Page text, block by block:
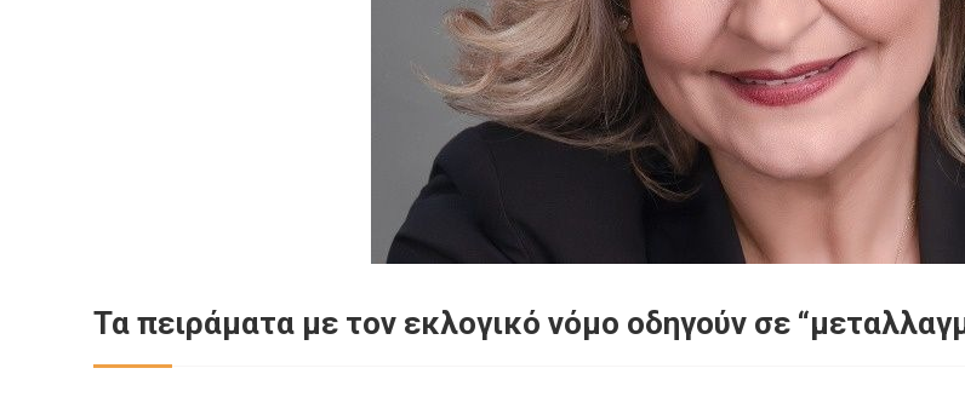
Τα πειράματα με τον εκλογικό νόμο οδηγούν σε